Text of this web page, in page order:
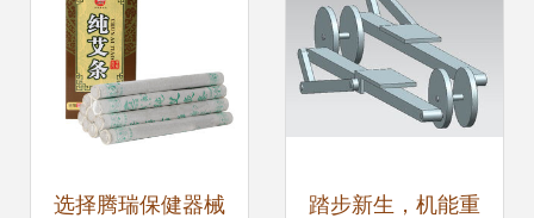
选择腾瑞保健器械 踏步新生，机能重